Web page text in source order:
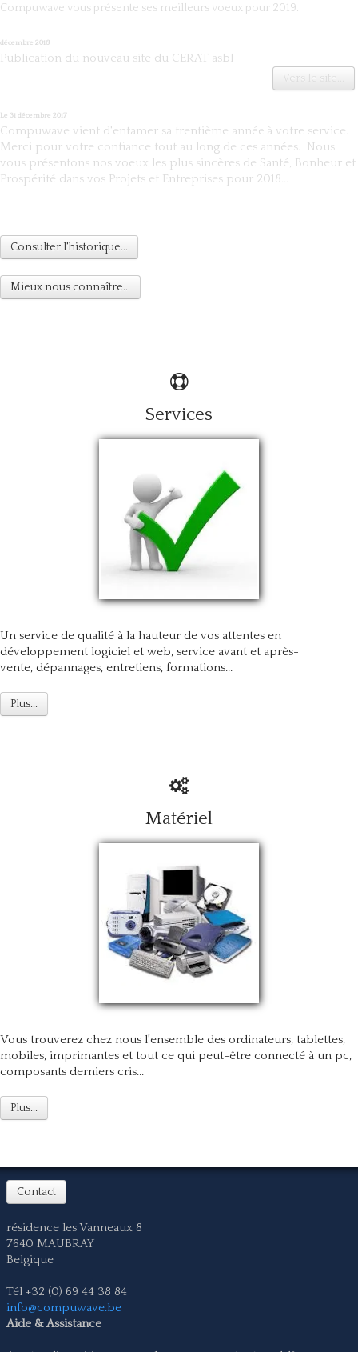
Compuwave vous présente ses meilleurs voeux pour 2019.
décembre 2018
Publication du nouveau site du CERAT asbl
Vers le site...
Le 31 décembre 2017
Compuwave vient d'entamer sa trentième année à votre service.
Merci pour votre confiance tout au long de ces années. Nous
vous présentons nos voeux les plus sincères de Santé, Bonheur et
Prospérité dans vos Projets et Entreprises pour 2018...
Consulter l'historique...
Mieux nous connaître...
Services
Un service de qualité à la hauteur de vos attentes en
développement logiciel et web, service avant et après-
vente, dépannages, entretiens, formations...
Plus...
Matériel
Vous trouverez chez nous l'ensemble des ordinateurs, tablettes,
mobiles, imprimantes et tout ce qui peut-être connecté à un pc,
composants derniers cris...
Plus...
Contact
résidence les Vanneaux 8
7640 MAUBRAY
Belgique
Tél +32 (0) 69 44 38 84
info@compuwave.be
Aide & Assistance